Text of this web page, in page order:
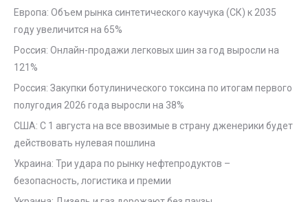
Европа: Объем рынка синтетического каучука (СК) к 2035
году увеличится на 65%
Россия: Онлайн-продажи легковых шин за год выросли на
121%
Россия: Закупки ботулинического токсина по итогам первого
полугодия 2026 года выросли на 38%
США: С 1 августа на все ввозимые в страну дженерики будет
действовать нулевая пошлина
Украина: Три удара по рынку нефтепродуктов –
безопасность, логистика и премии